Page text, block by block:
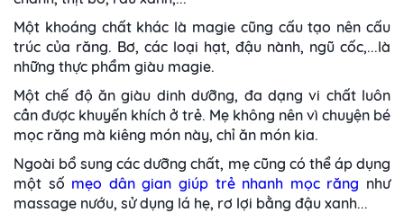
Một khoáng chất khác là magie cũng cấu tạo nên cấu
trúc của răng. Bơ, các loại hạt, đậu nành, ngũ cốc,...là
những thực phẩm giàu magie.
Một chế độ ăn giàu dinh dưỡng, đa dạng vi chất luôn
cần được khuyến khích ở trẻ. Mẹ không nên vì chuyện bé
mọc răng mà kiêng món này, chỉ ăn món kia.
Ngoài bổ sung các dưỡng chất, mẹ cũng có thể áp dụng
một số mẹo dân gian giúp trẻ nhanh mọc răng như
massage nướu, sử dụng lá hẹ, rơ lợi bằng đậu xanh...